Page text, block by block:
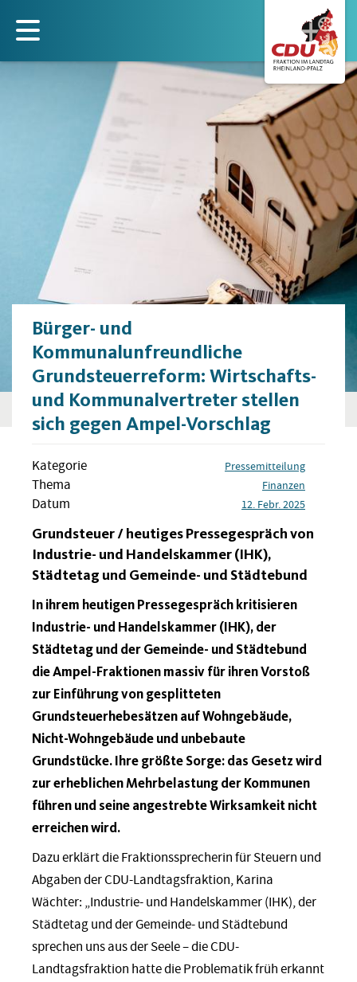
zum
Inhalt
Bürger- und
Kommunalunfreundliche
Grundsteuerreform: Wirtschafts-
und Kommunalvertreter stellen
sich gegen Ampel-Vorschlag
Kategorie Pressemitteilung
Thema Finanzen
Datum 12. Febr. 2025
Grundsteuer / heutiges Pressegespräch von
Industrie- und Handelskammer (IHK),
Städtetag und Gemeinde- und Städtebund
In ihrem heutigen Pressegespräch kritisieren
Industrie- und Handelskammer (IHK), der
Städtetag und der Gemeinde- und Städtebund
die Ampel-Fraktionen massiv für ihren Vorstoß
zur Einführung von gesplitteten
Grundsteuerhebesätzen auf Wohngebäude,
Nicht-Wohngebäude und unbebaute
Grundstücke. Ihre größte Sorge: das Gesetz wird
zur erheblichen Mehrbelastung der Kommunen
führen und seine angestrebte Wirksamkeit nicht
erreichen wird.
Dazu erklärt die Fraktionssprecherin für Steuern und
Abgaben der CDU-Landtagsfraktion, Karina
Wächter: „Industrie- und Handelskammer (IHK), der
Städtetag und der Gemeinde- und Städtebund
sprechen uns aus der Seele – die CDU-
Landtagsfraktion hatte die Problematik früh erkannt